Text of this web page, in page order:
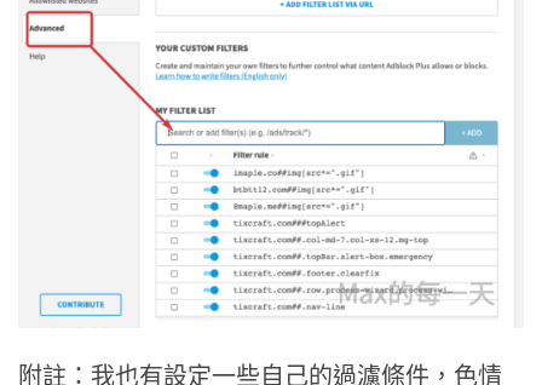
附註：我也有設定一些自己的過濾條件，色情